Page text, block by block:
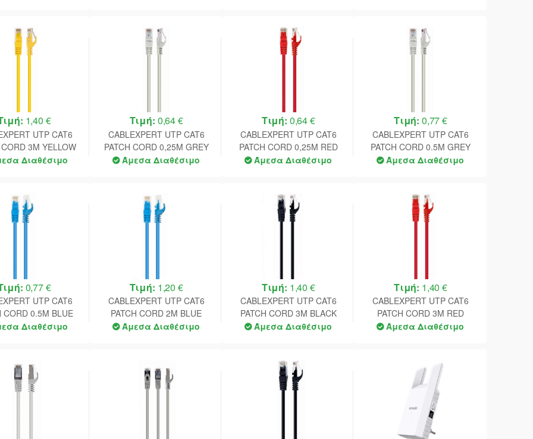
1,40 €
UTP CAT6
CORD 3M YELLOW
Διαθέσιμο
Τιμή: 0,64 €
CABLEXPERT UTP CAT6
PATCH CORD 0,25M GREY
Άμεσα Διαθέσιμο
Τιμή: 0,64 €
CABLEXPERT UTP CAT6
PATCH CORD 0,25M RED
Άμεσα Διαθέσιμο
Τιμή: 0,77 €
CABLEXPERT UTP CAT6
PATCH CORD 0.5M GREY
Άμεσα Διαθέσιμο
0,77 €
UTP CAT6
CORD 0.5M BLUE
Διαθέσιμο
Τιμή: 1,20 €
CABLEXPERT UTP CAT6
PATCH CORD 2M BLUE
Άμεσα Διαθέσιμο
Τιμή: 1,40 €
CABLEXPERT UTP CAT6
PATCH CORD 3M BLACK
Άμεσα Διαθέσιμο
Τιμή: 1,40 €
CABLEXPERT UTP CAT6
PATCH CORD 3M RED
Άμεσα Διαθέσιμο